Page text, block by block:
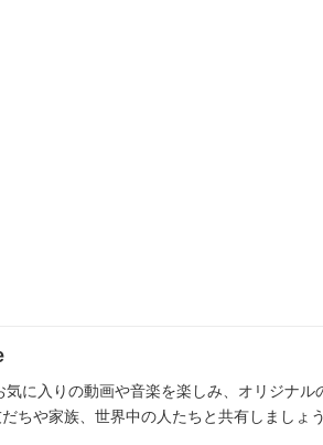
気に入りの動画や音楽を楽しみ、オリジナル
ちや家族、世界中の人たちと共有しましょう